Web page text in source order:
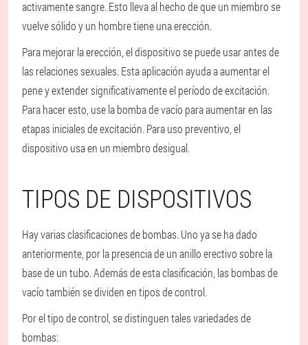
activamente sangre. Esto lleva al hecho de que un miembro se
vuelve sólido y un hombre tiene una erección.
Para mejorar la erección, el dispositivo se puede usar antes de
las relaciones sexuales. Esta aplicación ayuda a aumentar el
pene y extender significativamente el período de excitación.
Para hacer esto, use la bomba de vacío para aumentar en las
etapas iniciales de excitación. Para uso preventivo, el
dispositivo usa en un miembro desigual.
TIPOS DE DISPOSITIVOS
Hay varias clasificaciones de bombas. Uno ya se ha dado
anteriormente, por la presencia de un anillo erectivo sobre la
base de un tubo. Además de esta clasificación, las bombas de
vacío también se dividen en tipos de control.
Por el tipo de control, se distinguen tales variedades de
bombas: